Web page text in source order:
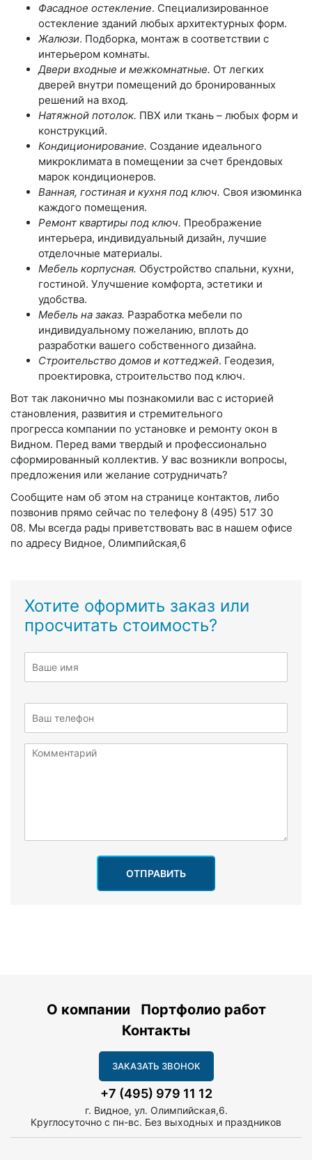
Фасадное остекление. Специализированное
остекление зданий любых архитектурных форм.
Жалюзи. Подборка, монтаж в соответствии с
интерьером комнаты.
Двери входные и межкомнатные. От легких
дверей внутри помещений до бронированных
решений на вход.
Натяжной потолок. ПВХ или ткань – любых форм и
конструкций.
Кондиционирование. Создание идеального
микроклимата в помещении за счет брендовых
марок кондиционеров.
Ванная, гостиная и кухня под ключ. Своя изюминка
каждого помещения.
Ремонт квартиры под ключ. Преображение
интерьера, индивидуальный дизайн, лучшие
отделочные материалы.
Мебель корпусная. Обустройство спальни, кухни,
гостиной. Улучшение комфорта, эстетики и
удобства.
Мебель на заказ. Разработка мебели по
индивидуальному пожеланию, вплоть до
разработки вашего собственного дизайна.
Строительство домов и коттеджей. Геодезия,
проектировка, строительство под ключ.
Вот так лаконично мы познакомили вас с историей
становления, развития и стремительного
прогресса компании по установке и ремонту окон в
Видном. Перед вами твердый и профессионально
сформированный коллектив. У вас возникли вопросы,
предложения или желание сотрудничать?
Сообщите нам об этом на странице контактов, либо
позвонив прямо сейчас по телефону 8 (495) 517 30
08. Мы всегда рады приветствовать вас в нашем офисе
по адресу Видное, Олимпийская,6
Хотите оформить заказ или
просчитать стоимость?
ОТПРАВИТЬ
О компании
Портфолио работ
Контакты
ЗАКАЗАТЬ ЗВОНОК
+7 (495) 979 11 12
г. Видное, ул. Олимпийская,6.
Круглосуточно с пн-вс. Без выходных и праздников